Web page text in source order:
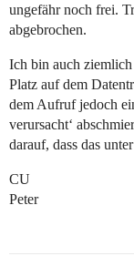
ungefähr noch frei.
abgebrochen.
Ich bin auch ziemlich
Platz auf dem
dem Aufruf jedoch
verursacht‘
darauf, dass das
CU
Peter